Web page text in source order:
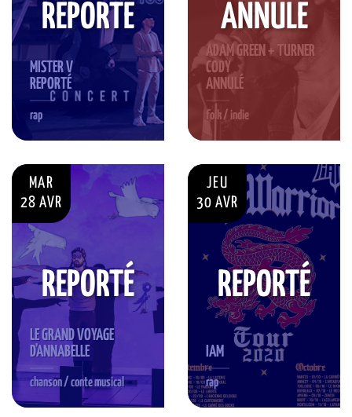
MISTER V
REPORTÉ
rap
REPORTÉ
ADAM GREEN + TURNER
CODY
ANNULÉ
folk / indie
ANNULÉ
MAR
28 AVR
LE GRAND VOYAGE
D'ANNABELLE
chanson / conte musical
REPORTÉ
JEU
30 AVR
IAM
rap
REPORTÉ